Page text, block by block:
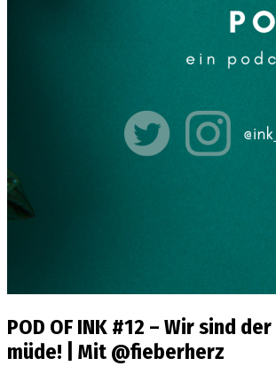
POD OF INK #12 – Wir sind
müde! | Mit @fieberherz